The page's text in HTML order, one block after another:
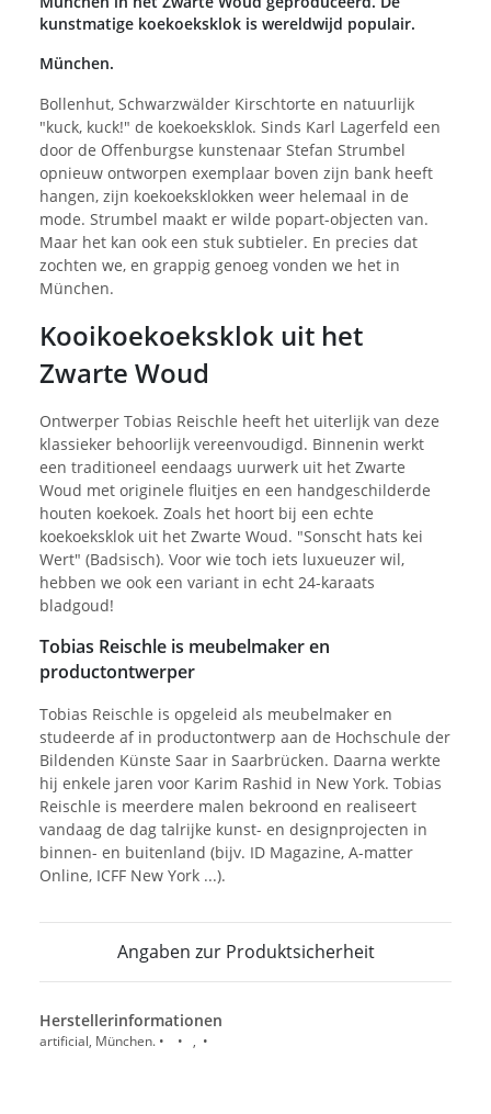
kunstmatige koekoeksklok is wereldwijd populair.
München.
Bollenhut, Schwarzwälder Kirschtorte en natuurlijk
"kuck, kuck!" de koekoeksklok. Sinds Karl Lagerfeld een
door de Offenburgse kunstenaar Stefan Strumbel
opnieuw ontworpen exemplaar boven zijn bank heeft
hangen, zijn koekoeksklokken weer helemaal in de
mode. Strumbel maakt er wilde popart-objecten van.
Maar het kan ook een stuk subtieler. En precies dat
zochten we, en grappig genoeg vonden we het in
München.
Kooikoekoeksklok uit het
Zwarte Woud
Ontwerper Tobias Reischle heeft het uiterlijk van deze
klassieker behoorlijk vereenvoudigd. Binnenin werkt
een traditioneel eendaags uurwerk uit het Zwarte
Woud met originele fluitjes en een handgeschilderde
houten koekoek. Zoals het hoort bij een echte
koekoeksklok uit het Zwarte Woud. "Sonscht hats kei
Wert" (Badsisch). Voor wie toch iets luxueuzer wil,
hebben we ook een variant in echt 24-karaats
bladgoud!
Tobias Reischle is meubelmaker en
productontwerper
Tobias Reischle is opgeleid als meubelmaker en
studeerde af in productontwerp aan de Hochschule der
Bildenden Künste Saar in Saarbrücken. Daarna werkte
hij enkele jaren voor Karim Rashid in New York. Tobias
Reischle is meerdere malen bekroond en realiseert
vandaag de dag talrijke kunst- en designprojecten in
binnen- en buitenland (bijv. ID Magazine, A-matter
Online, ICFF New York ...).
Angaben zur Produktsicherheit
Herstellerinformationen
artificial, München. • • , •